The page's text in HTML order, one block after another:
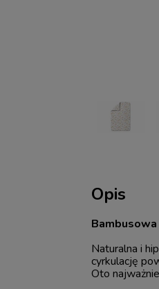
Opis
Bambusowa
Naturalna i
cyrkulację
Oto